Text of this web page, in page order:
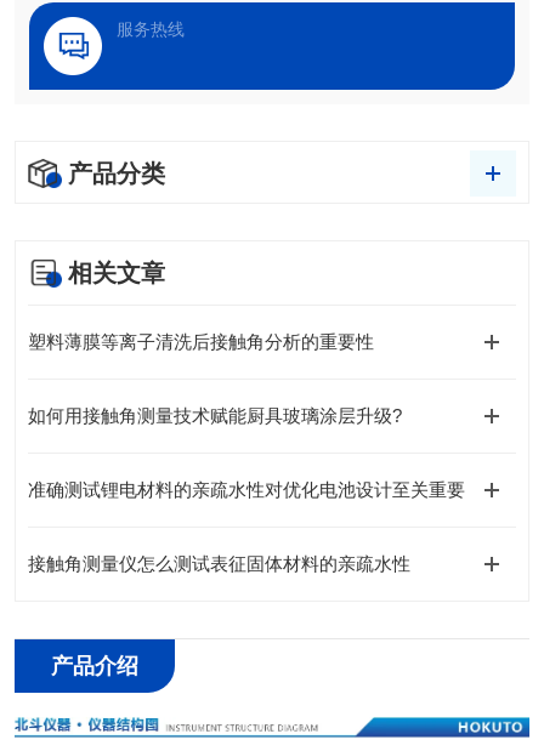
服务热线
产品分类
相关文章
塑料薄膜等离子清洗后接触角分析的重要性
如何用接触角测量技术赋能厨具玻璃涂层升级?
准确测试锂电材料的亲疏水性对优化电池设计至关重要
接触角测量仪怎么测试表征固体材料的亲疏水性
产品介绍